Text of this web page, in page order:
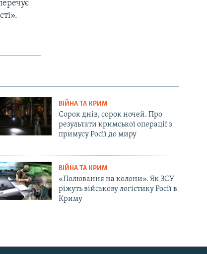
ВІЙНА ТА КРИМ
Сорок днів, сорок ночей. Про
результати кримської операції з
примусу Росії до миру
ВІЙНА ТА КРИМ
«Полювання на колони». Як ЗСУ
ріжуть військову логістику Росії в
Криму